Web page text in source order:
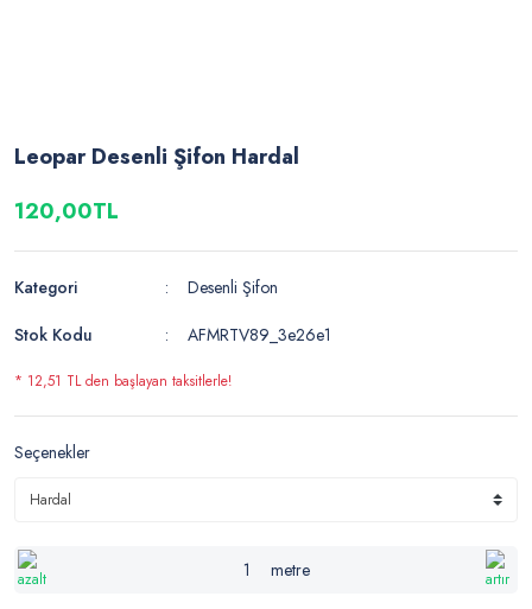
Leopar Desenli Şifon Hardal
120,00TL
Kategori
Desenli Şifon
Stok Kodu
AFMRTV89_3e26e1
* 12,51 TL den başlayan taksitlerle!
Seçenekler
metre